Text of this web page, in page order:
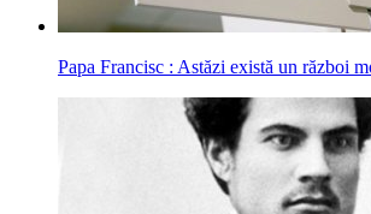
Papa Francisc : Astăzi există un război